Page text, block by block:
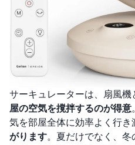
サーキュレーターは、扇風機
屋の空気を撹拌するのが得意
気を部屋全体に効率よく行き
がります。夏だけでなく、